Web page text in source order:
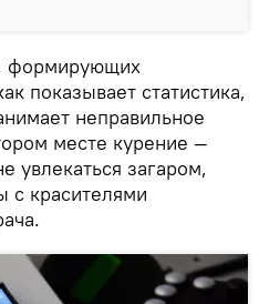
формирующих
показывает статистика,
неправильное
месте курение —
увлекаться загаром,
с красителями